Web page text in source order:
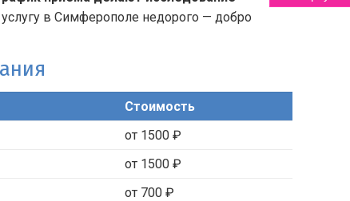
в Симферополе недорого — добро
Стоимость
от 1500 ₽
от 1500 ₽
от 700 ₽